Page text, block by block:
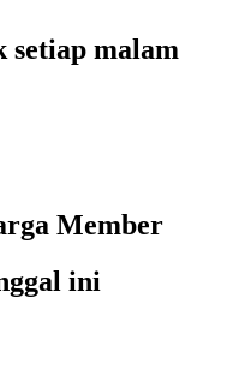
setiap malam
Member
ini